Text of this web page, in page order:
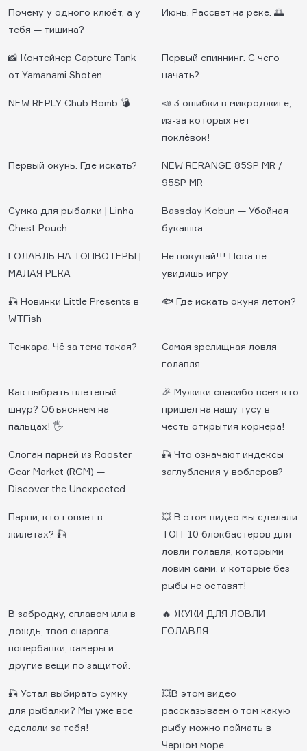
Почему у одного клюёт, а у
тебя — тишина?
Июнь. Рассвет на реке. 🌅
📸 Контейнер Capture Tank
от Yamanami Shoten
Первый спиннинг. С чего
начать?
NEW REPLY Chub Bomb 💣
📣 3 ошибки в микроджиге,
из-за которых нет
поклёвок!
Первый окунь. Где искать?
NEW RERANGE 85SP MR /
95SP MR
Cумка для рыбалки | Linha
Chest Pouch
Bassday Kobun — Убойная
букашка
ГОЛАВЛЬ НА ТОПВОТЕРЫ |
МАЛАЯ РЕКА
Не покупай!!! Пока не
увидишь игру
🎣 Новинки Little Presents в
WTFish
🐟 Где искать окуня летом?
Тенкара. Чё за тема такая?
Самая зрелищная ловля
голавля
Как выбрать плетеный
шнур? Объясняем на
пальцах! 🖐
🎉 Мужики спасибо всем кто
пришел на нашу тусу в
честь открытия корнера!
Слоган парней из Rooster
Gear Market (RGM) —
Discover the Unexpected.
🎣 Что означают индексы
заглубления у воблеров?
Парни, кто гоняет в
жилетах? 🎣
💥 В этом видео мы сделали
ТОП-10 блокбастеров для
ловли голавля, которыми
ловим сами, и которые без
рыбы не оставят!
В забродку, сплавом или в
дождь, твоя снаряга,
повербанки, камеры и
другие вещи по защитой.
🔥 ЖУКИ ДЛЯ ЛОВЛИ
ГОЛАВЛЯ
🎣 Устал выбирать сумку
для рыбалки? Мы уже все
сделали за тебя!
💥В этом видео
рассказываем о том какую
рыбу можно поймать в
Черном море